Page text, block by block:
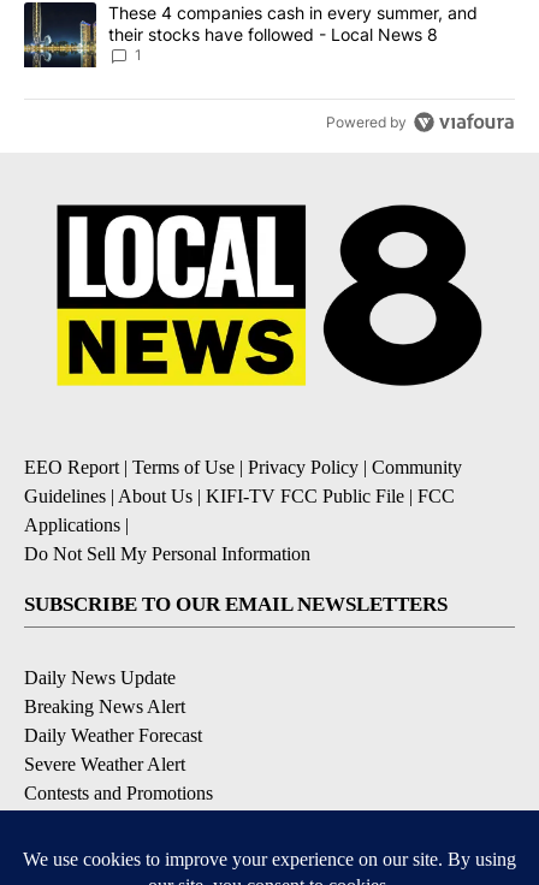
A trending article titled "These 4 companies cash in every
These 4 companies cash in every summer, and
their stocks have followed - Local News 8
1
Powered by
EEO Report| Terms of Use | Privacy Policy | Community
Guidelines | About Us | KIFI-TV FCC Public File | FCC
Applications |
Do Not Sell My Personal Information
SUBSCRIBE TO OUR EMAIL NEWSLETTERS
Daily News Update
Breaking News Alert
Daily Weather Forecast
Severe Weather Alert
Contests and Promotions